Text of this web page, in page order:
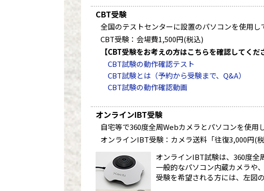
CBT受験
全国のテストセンターに設置のパソコンを使用し
CBT受験：会場費1,500円(税込)
【CBT受験をお考えの方はこちらを確認してくだ
CBT試験の動作確認テスト
CBT試験とは（予約から受験まで、Q&A）
CBT試験の動作確認動画
オンラインIBT受験
自宅等で360度全周Webカメラとパソコンを使用
オンラインIBT受験：カメラ送料「往復3,000円(税
オンラインIBT試験は、360度全
一般的なパソコン内蔵カメラや
受験を希望される方には、左図